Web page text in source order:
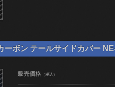
ーボン テールサイドカバー
販売価格 （税込）